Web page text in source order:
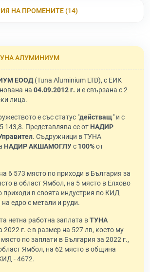
НА ПРОМЕНИТЕ (14)
АЛУМИНИУМ
ЕООД(Tuna Aluminium LTD), с ЕИК
на 04.09.2012 г. и е свързана с 2
лица.
е със статус "действащ" и с
143,8. Представлява се от НАДИР
. Съдружници в ТУНА
НАДИР АКШАМОГЛУс 100%от
6 573 място по приходи в България за
в област Ямбол, на 5 място в Елхово
приходи в своята индустрия по КИД
едро с метали и руди.
нетна работна заплата вТУНА
2022 г. е в размер на 527 лв, което му
по заплати в България за 2022 г.,
Ямбол, на 62 място в община
- 4672.